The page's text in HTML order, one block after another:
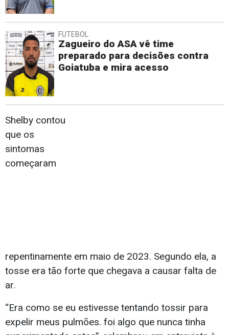
FUTEBOL
Zagueiro do ASA vê time
preparado para decisões contra
Goiatuba e mira acesso
Shelby contou
que os
sintomas
começaram
repentinamente em maio de 2023. Segundo ela, a
tosse era tão forte que chegava a causar falta de
ar.
“Era como se eu estivesse tentando tossir para
expelir meus pulmões. foi algo que nunca tinha